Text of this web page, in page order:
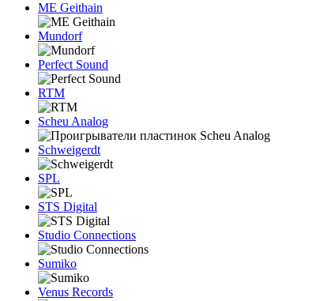
ME Geithain
Mundorf
Perfect Sound
RTM
Scheu Analog
Schweigerdt
SPL
STS Digital
Studio Connections
Sumiko
Venus Records